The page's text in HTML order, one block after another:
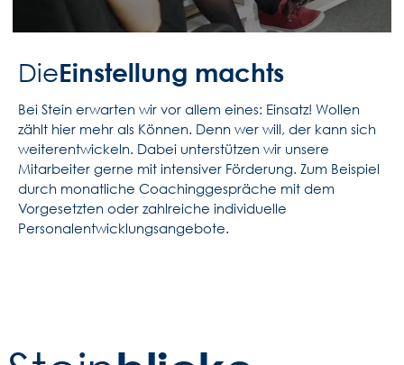
DieEinstellung machts
Bei Stein erwarten wir vor allem eines: Einsatz! Wollen
zählt hier mehr als Können. Denn wer will, der kann sich
weiterentwickeln. Dabei unterstützen wir unsere
Mitarbeiter gerne mit intensiver Förderung. Zum Beispiel
durch monatliche Coachinggespräche mit dem
Vorgesetzten oder zahlreiche individuelle
Personalentwicklungsangebote.